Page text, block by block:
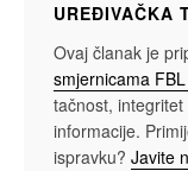
UREĐIVAČKA
Ovaj članak je
smjernicama
tačnost,
informacije.
ispravku? Javite